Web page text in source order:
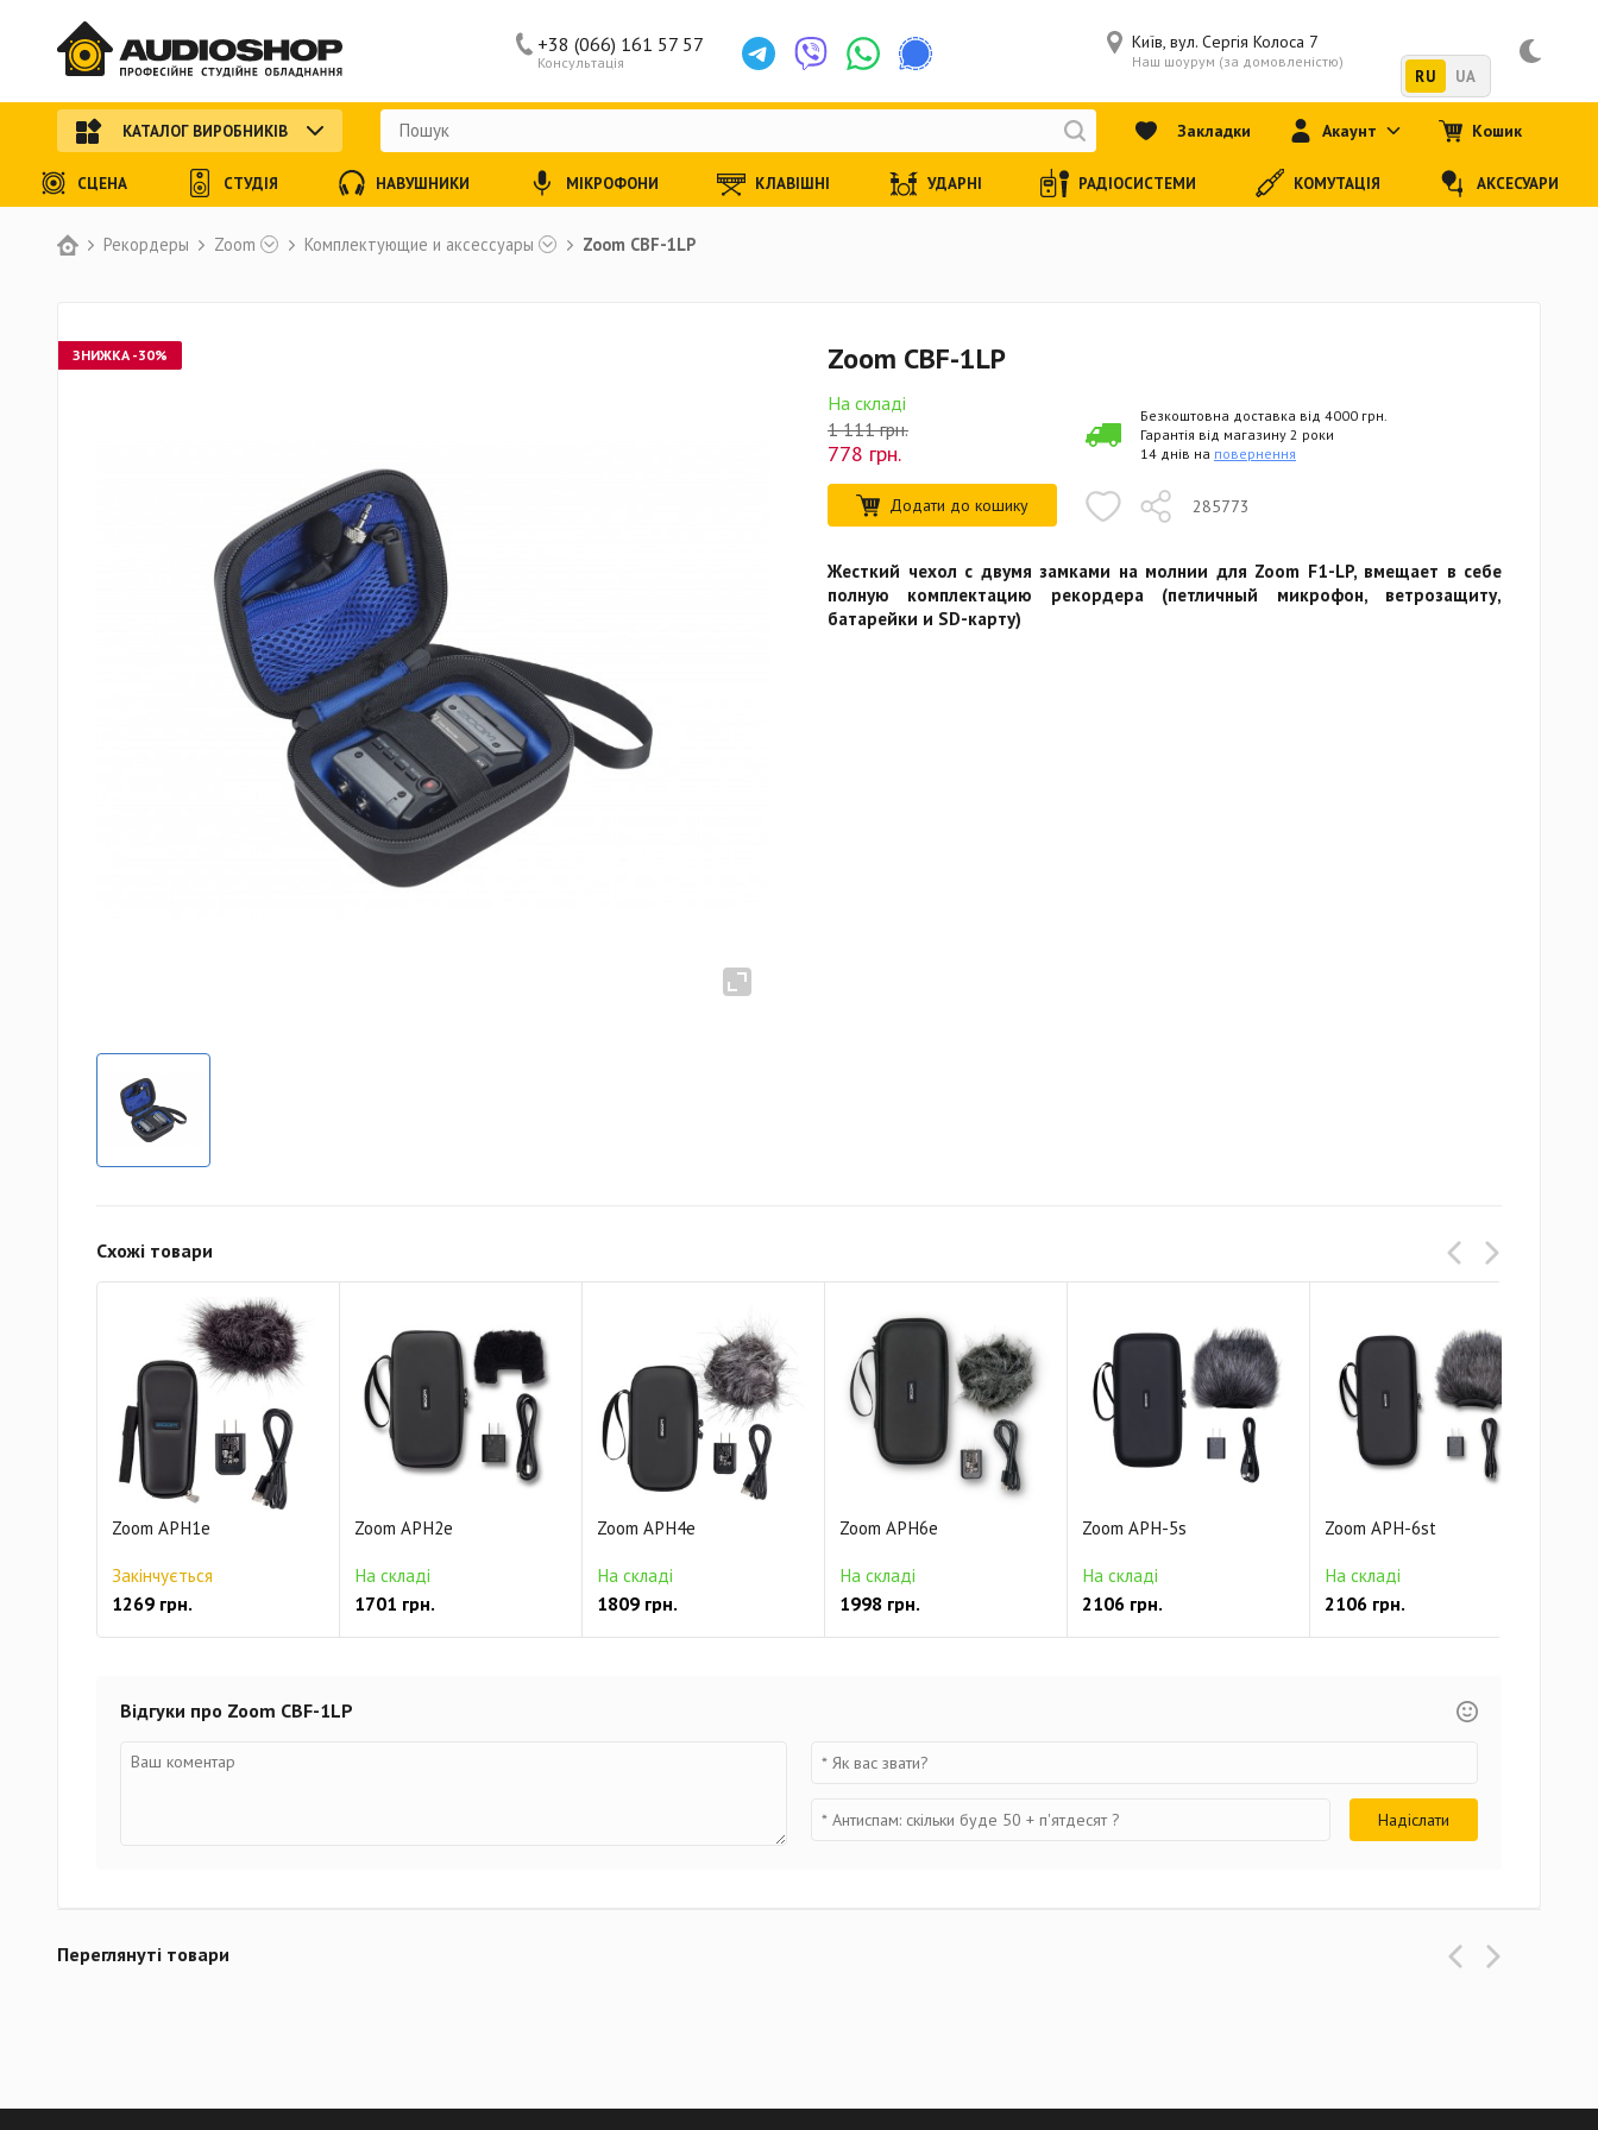
Рекордеры Zoom Комплектующие и аксессуары Zoom CBF-1LP
Zoom CBF-1LP
На складі
1 111 грн.
778 грн.
Додати до кошику 285773
Безкоштовна доставка від 4000 грн.
Гарантія від магазину 2 роки
14 днів на повернення
Жесткий чехол с двумя замками на молнии для Zoom F1-LP, вмещает в себе
полную комплектацию рекордера (петличный микрофон, ветрозащиту,
батарейки и SD-карту)
ЗНИЖКА -30%
Схожі товари
Zoom APH1e
Закінчується
1269 грн.
Zoom APH2e
На складі
1701 грн.
Zoom APH4e
На складі
1809 грн.
Zoom APH6e
На складі
1998 грн.
Zoom APH-5s
На складі
2106 грн.
Zoom APH-6st
На складі
2106 грн.
Відгуки про Zoom CBF-1LP
Переглянуті товари
Консультація
+38 (066) 161 57 57 Київ, вул. Сергія Колоса 7
Наш шоурум (за домовленістю)
RU UA
КАТАЛОГ ВИРОБНИКІВ Закладки Акаунт Кошик
СЦЕНА СТУДІЯ НАВУШНИКИ МІКРОФОНИ КЛАВІШНІ УДАРНІ РАДІОСИСТЕМИ КОМУТАЦІЯ АКСЕСУАРИ